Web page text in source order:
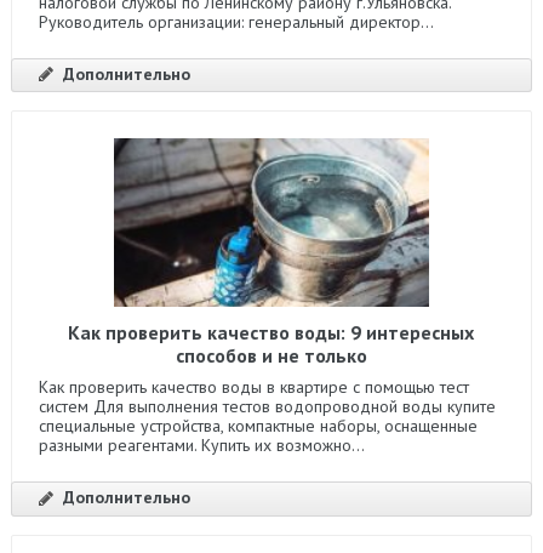
Руководитель организации: генеральный директор...
Дополнительно
Как проверить качество воды: 9 интересных
способов и не только
Как проверить качество воды в квартире с помощью тест
систем Для выполнения тестов водопроводной воды купите
специальные устройства, компактные наборы, оснащенные
разными реагентами. Купить их возможно...
Дополнительно